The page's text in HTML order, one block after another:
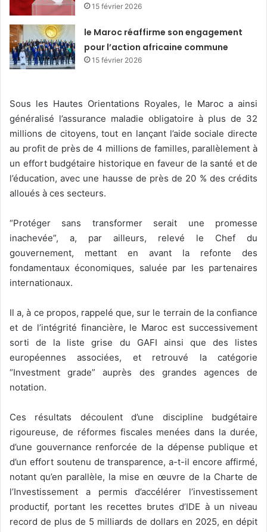
15 février 2026
le Maroc réaffirme son engagement
pour l’action africaine commune
15 février 2026
Sous les Hautes Orientations Royales, le Maroc a ainsi
généralisé l’assurance maladie obligatoire à plus de 32
millions de citoyens, tout en lançant l’aide sociale directe
au profit de près de 4 millions de familles, parallèlement à
un effort budgétaire historique en faveur de la santé et de
l’éducation, avec une hausse de près de 20 % des crédits
alloués à ces secteurs.
“Protéger sans transformer serait une promesse
inachevée”, a, par ailleurs, relevé le Chef du
gouvernement, mettant en avant la refonte des
fondamentaux économiques, saluée par les partenaires
internationaux.
Il a, à ce propos, rappelé que, sur le terrain de la confiance
et de l’intégrité financière, le Maroc est successivement
sorti de la liste grise du GAFI ainsi que des listes
européennes associées, et retrouvé la catégorie
“Investment grade” auprès des grandes agences de
notation.
Ces résultats découlent d’une discipline budgétaire
rigoureuse, de réformes fiscales menées dans la durée,
d’une gouvernance renforcée de la dépense publique et
d’un effort soutenu de transparence, a-t-il encore affirmé,
notant qu’en parallèle, la mise en œuvre de la Charte de
l’Investissement a permis d’accélérer l’investissement
productif, portant les recettes brutes d’IDE à un niveau
record de plus de 5 milliards de dollars en 2025, en dépit